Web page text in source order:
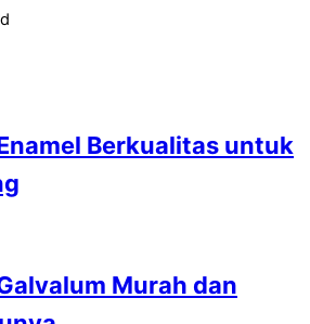
Berkualitas untuk
Murah dan